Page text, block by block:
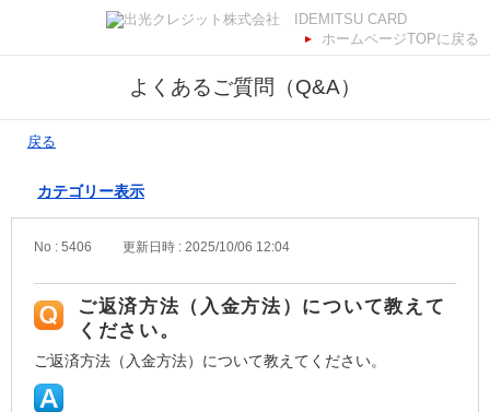
ホームページTOPに戻る
よくあるご質問（Q&A）
戻る
カテゴリー表示
No : 5406 更新日時 : 2025/10/06 12:04
ご返済方法（入金方法）について教えて
ください。
ご返済方法（入金方法）について教えてください。